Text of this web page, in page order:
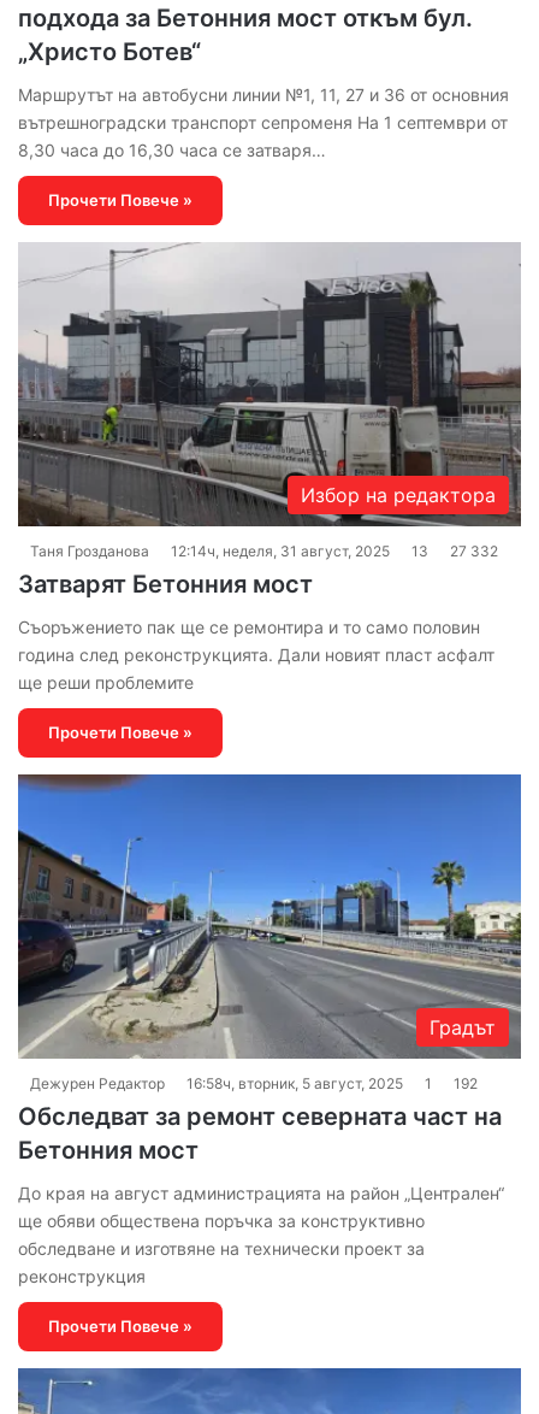
подхода за Бетонния мост откъм бул.
„Христо Ботев“
Маршрутът на автобусни линии №1, 11, 27 и 36 от основния
вътрешноградски транспорт сепроменя На 1 септември от
8,30 часа до 16,30 часа се затваря…
Прочети Повече »
Избор на редактора
Таня Грозданова 12:14ч, неделя, 31 август, 2025 13 27 332
Затварят Бетонния мост
Съоръжението пак ще се ремонтира и то само половин
година след реконструкцията. Дали новият пласт асфалт
ще реши проблемите
Прочети Повече »
Градът
Дежурен Редактор 16:58ч, вторник, 5 август, 2025 1 192
Обследват за ремонт северната част на
Бетонния мост
До края на август администрацията на район „Централен“
ще обяви обществена поръчка за конструктивно
обследване и изготвяне на технически проект за
реконструкция
Прочети Повече »